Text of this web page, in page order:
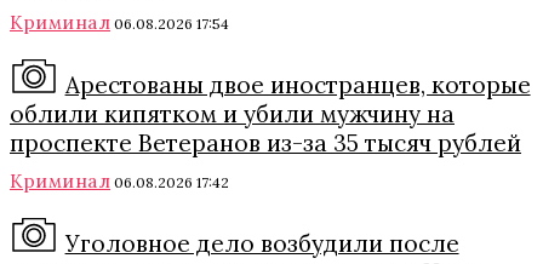
Криминал 06.08.2026 17:54
Арестованы двое иностранцев, которые
облили кипятком и убили мужчину на
проспекте Ветеранов из-за 35 тысяч рублей
Криминал 06.08.2026 17:42
Уголовное дело возбудили после